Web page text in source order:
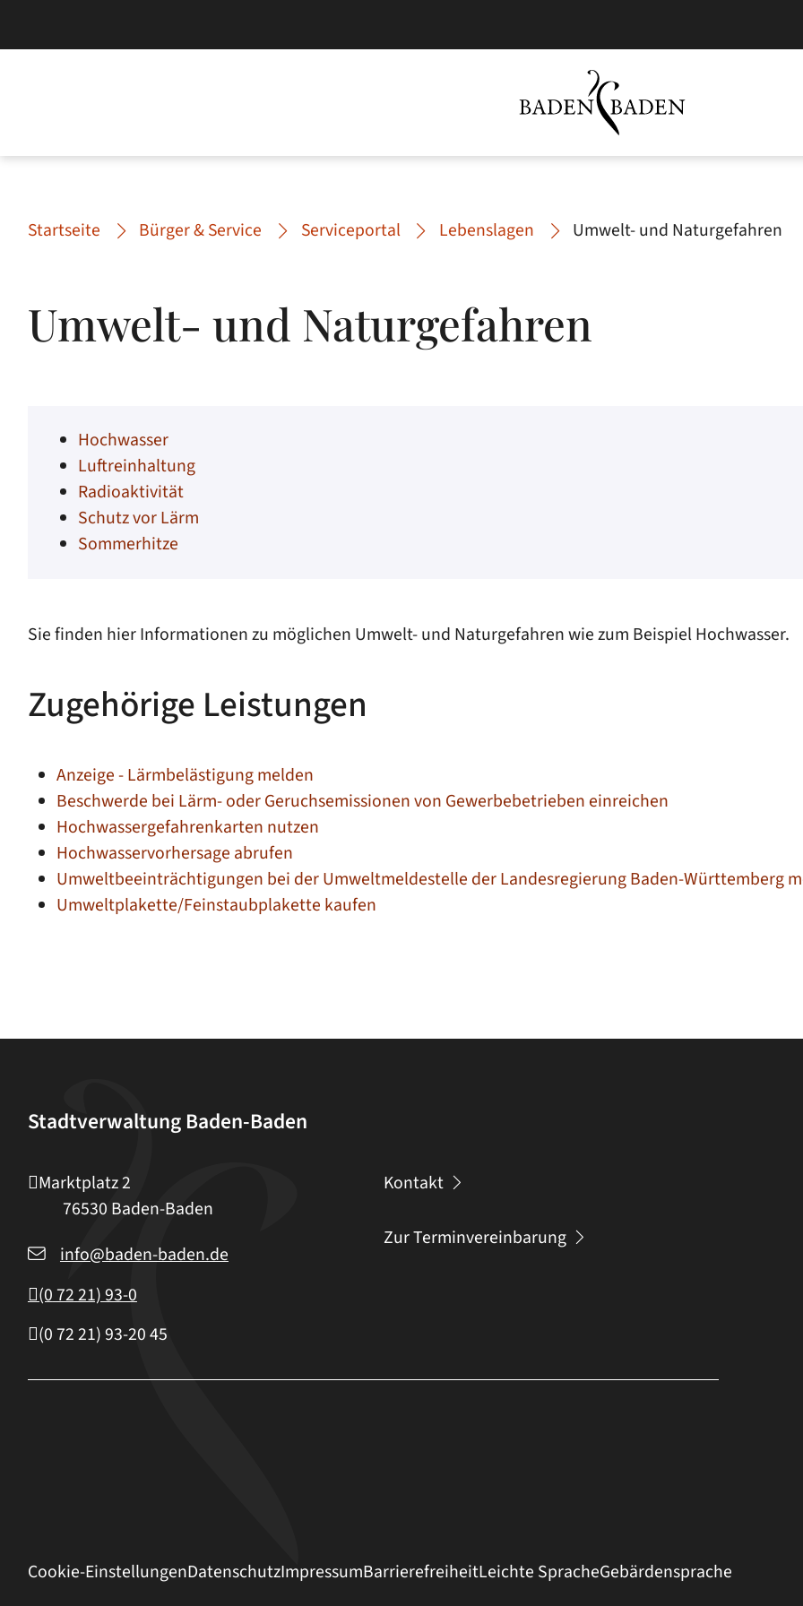
Startseite Bürger & Service Serviceportal Lebenslagen Umwelt- und Naturgefahren
Umwelt- und Naturgefahren
Hochwasser
Luftreinhaltung
Radioaktivität
Schutz vor Lärm
Sommerhitze
Sie finden hier Informationen zu möglichen Umwelt- und Naturgefahren wie zum Beispiel Hochwasser.
Zugehörige Leistungen
Anzeige - Lärmbelästigung melden
Beschwerde bei Lärm- oder Geruchsemissionen von Gewerbebetrieben einreichen
Hochwassergefahrenkarten nutzen
Hochwasservorhersage abrufen
Umweltbeeinträchtigungen bei der Umweltmeldestelle der Landesregierung Baden-Württemberg
Umweltplakette/Feinstaubplakette kaufen
Stadtverwaltung Baden-Baden
Marktplatz 2
76530 Baden-Baden
info@baden-baden.de
(0 7221) 93-0
(0 7221) 93-2045
Kontakt
Zur Terminvereinbarung
Cookie-EinstellungenDatenschutzImpressumBarrierefreiheitLeichte SpracheGebärdensprache